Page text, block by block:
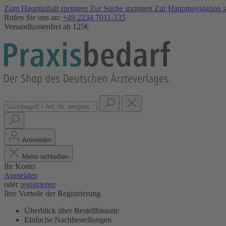
Zum Hauptinhalt springen Zur Suche springen Zur Hauptnavigation
Rufen Sie uns an: +49 2234 7011-335
Versandkostenfrei ab 125€
Anmelden
Menü schließen
Ihr Konto
Anmelden
oder registrieren
Ihre Vorteile der Registrierung
Überblick über Bestellhistorie
Einfache Nachbestellungen